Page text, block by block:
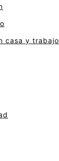
casa y trabajo